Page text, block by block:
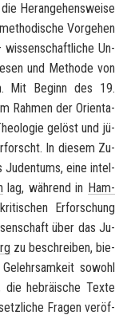
Her­an­ge­hens­wei­se
Vor­ge­hen
Un­
und Me­tho­de von
Mit Be­ginn des 19.
Rah­men der Ori­en­ta­
ge­löst und jü­
In die­sem Zu­
Ju­den­tums, eine in­tel­
lag, wäh­rend in Ham­
Er­for­schung
über das Ju­
zu be­schrei­ben, bie­
so­wohl
die he­bräi­sche Texte
Fra­gen ver­öf­